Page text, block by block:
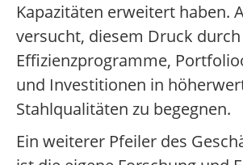
Kapazitäten erweitert haben.
versucht, diesem Druck durch
Effizienzprogramme,
und Investitionen in
Stahlqualitäten zu begegnen.
Ein weiterer Pfeiler des